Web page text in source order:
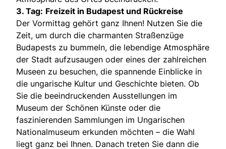
3. Tag: Freizeit in Budapest und Rückreise
Der Vormittag gehört ganz Ihnen! Nutzen Sie die
Zeit, um durch die charmanten Straßenzüge
Budapests zu bummeln, die lebendige Atmosphäre
der Stadt aufzusaugen oder eines der zahlreichen
Museen zu besuchen, die spannende Einblicke in
die ungarische Kultur und Geschichte bieten. Ob
Sie die beeindruckenden Ausstellungen im
Museum der Schönen Künste oder die
faszinierenden Sammlungen im Ungarischen
Nationalmuseum erkunden möchten – die Wahl
liegt ganz bei Ihnen. Danach treten Sie dann die